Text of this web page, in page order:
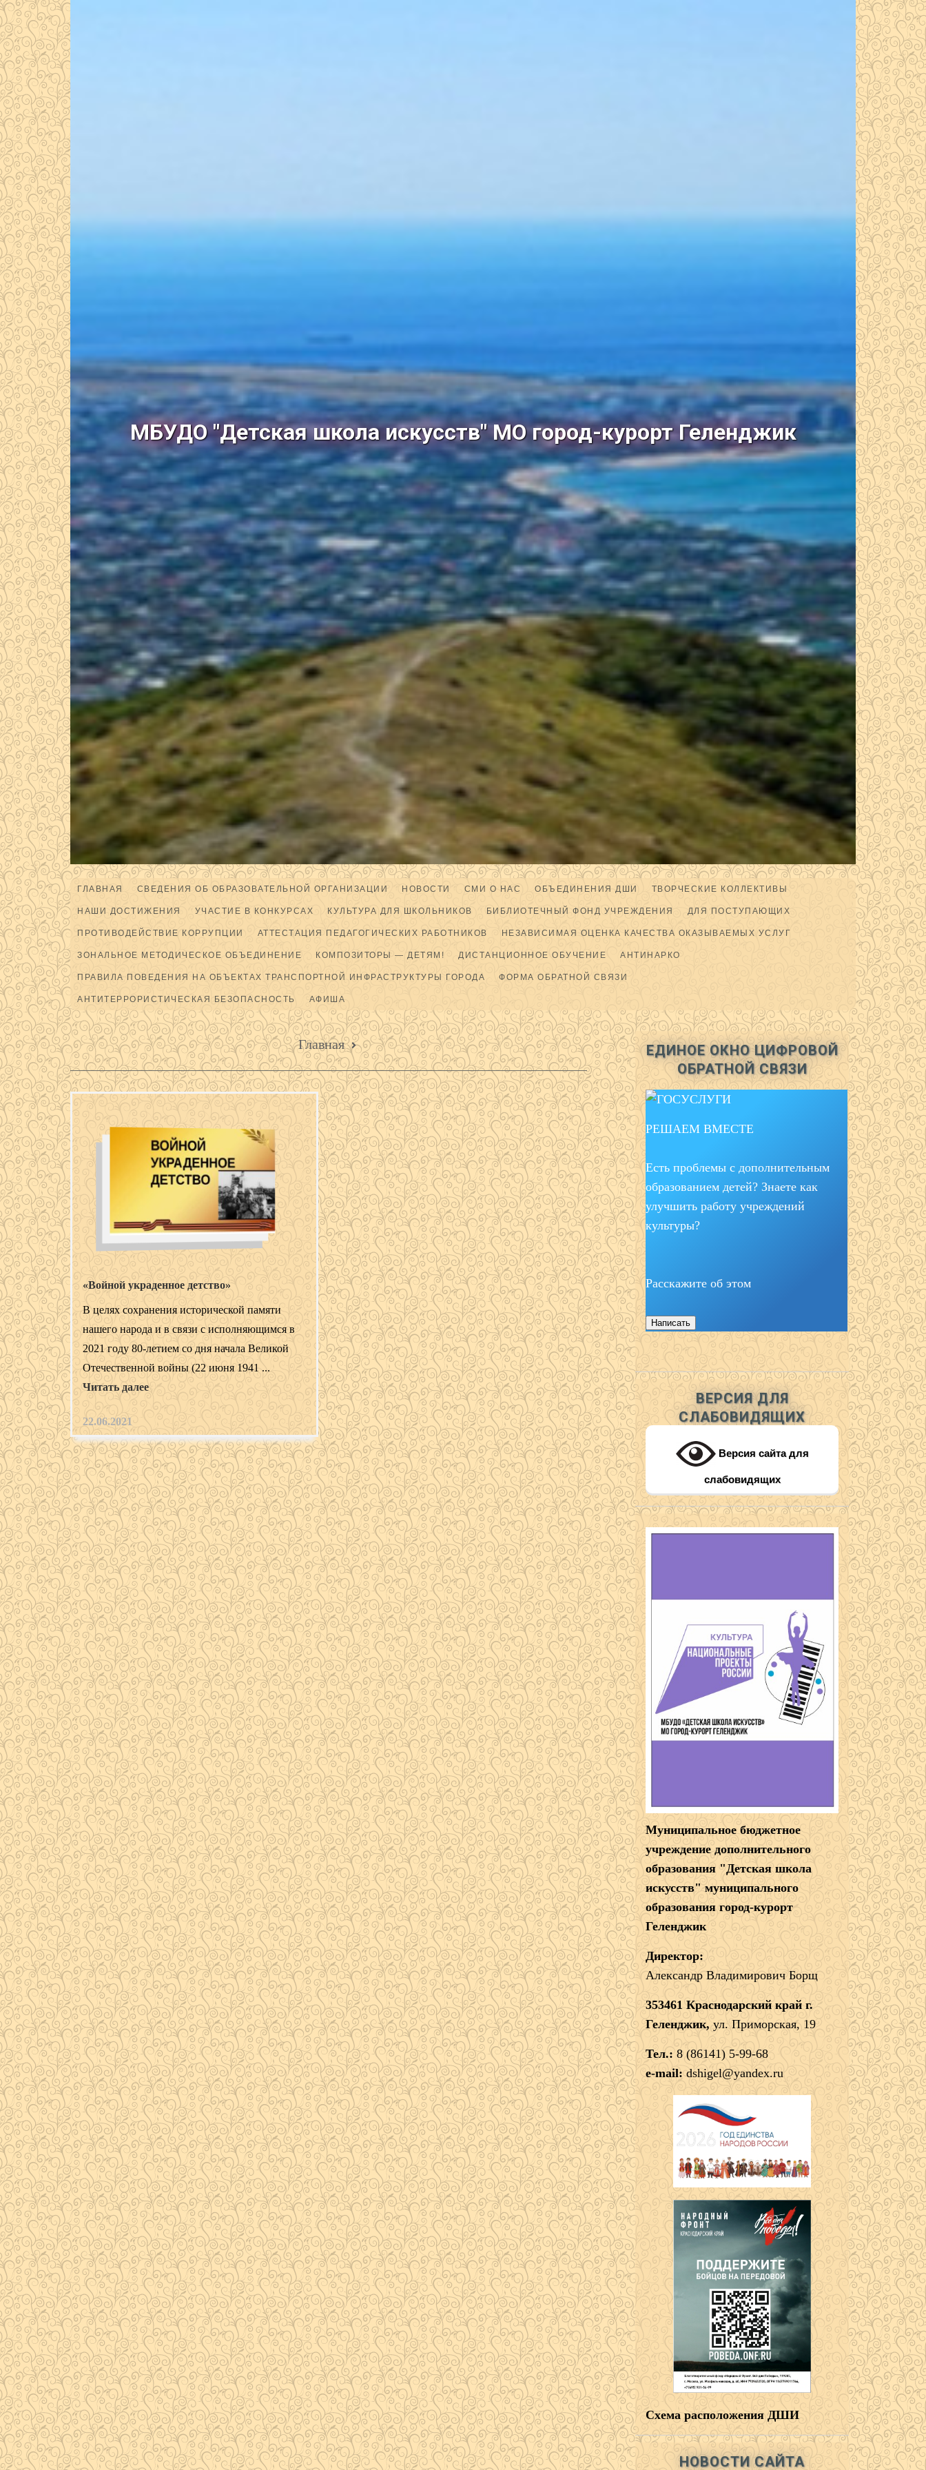
МБУДО "Детская школа искусств" МО город-курорт Геленджик
ГЛАВНАЯ СВЕДЕНИЯ ОБ ОБРАЗОВАТЕЛЬНОЙ ОРГАНИЗАЦИИ НОВОСТИ СМИ О НАС ОБЪЕДИНЕНИЯ ДШИ ТВОРЧЕСКИЕ КОЛЛЕКТИВЫ
НАШИ ДОСТИЖЕНИЯ УЧАСТИЕ В КОНКУРСАХ КУЛЬТУРА ДЛЯ ШКОЛЬНИКОВ БИБЛИОТЕЧНЫЙ ФОНД УЧРЕЖДЕНИЯ ДЛЯ ПОСТУПАЮЩИХ
ПРОТИВОДЕЙСТВИЕ КОРРУПЦИИ АТТЕСТАЦИЯ ПЕДАГОГИЧЕСКИХ РАБОТНИКОВ НЕЗАВИСИМАЯ ОЦЕНКА КАЧЕСТВА ОКАЗЫВАЕМЫХ УСЛУГ
ЗОНАЛЬНОЕ МЕТОДИЧЕСКОЕ ОБЪЕДИНЕНИЕ КОМПОЗИТОРЫ — ДЕТЯМ! ДИСТАНЦИОННОЕ ОБУЧЕНИЕ АНТИНАРКО
ПРАВИЛА ПОВЕДЕНИЯ НА ОБЪЕКТАХ ТРАНСПОРТНОЙ ИНФРАСТРУКТУРЫ ГОРОДА ФОРМА ОБРАТНОЙ СВЯЗИ
АНТИТЕРРОРИСТИЧЕСКАЯ БЕЗОПАСНОСТЬ АФИША
Главная
«Войной украденное детство»
В целях сохранения исторической памяти
нашего народа и в связи с исполняющимся в
2021 году 80-летием со дня начала Великой
Отечественной войны (22 июня 1941 ...
Читать далее
22.06.2021
ЕДИНОЕ ОКНО ЦИФРОВОЙ
ОБРАТНОЙ СВЯЗИ
РЕШАЕМ ВМЕСТЕ
Есть проблемы с дополнительным
образованием детей? Знаете как
улучшить работу учреждений
культуры?
Расскажите об этом
Написать
ВЕРСИЯ ДЛЯ
СЛАБОВИДЯЩИХ
Версия сайта для
слабовидящих
Муниципальное бюджетное
учреждение дополнительного
образования "Детская школа
искусств" муниципального
образования город-курорт
Геленджик
Директор:
Александр Владимирович Борщ
353461 Краснодарский край г.
Геленджик, ул. Приморская, 19
Тел.: 8 (86141) 5-99-68
e-mail: dshigel@yandex.ru
Схема расположения ДШИ
НОВОСТИ САЙТА